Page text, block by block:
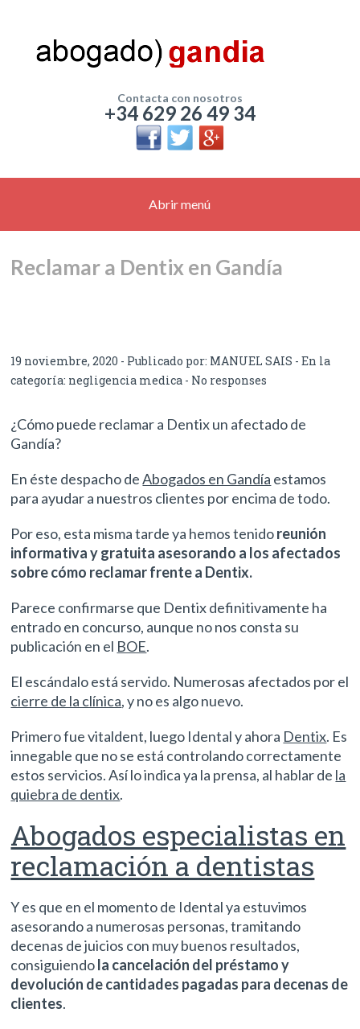
Contacta con nosotros
+34 629 26 49 34
Abrir menú
Reclamar a Dentix en Gandía
19 noviembre, 2020 - Publicado por: MANUEL SAIS - En la
categoría: negligencia medica - No responses
¿Cómo puede reclamar a Dentix un afectado de
Gandía?
En éste despacho deAbogados en Gandía estamos
para ayudar a nuestros clientes por encima de todo.
Por eso, esta misma tarde ya hemos tenidoreunión
informativa y gratuita asesorando a los afectados
sobre cómo reclamar frente a Dentix.
Parece confirmarse que Dentix definitivamente ha
entrado en concurso, aunque no nos consta su
publicación en el BOE.
El escándalo está servido. Numerosas afectados por el
cierre de la clínica, y no es algo nuevo.
Primero fue vitaldent, luego Idental y ahora Dentix. Es
innegable que no se está controlando correctamente
estos servicios. Así lo indica ya la prensa, al hablar de la
quiebra de dentix.
Abogados especialistas en
reclamación a dentistas
Y es que en el momento de Idental ya estuvimos
asesorando a numerosas personas, tramitando
decenas de juicios con muy buenos resultados,
consiguiendola cancelación del préstamo y
devolución de cantidades pagadas para decenas de
clientes.